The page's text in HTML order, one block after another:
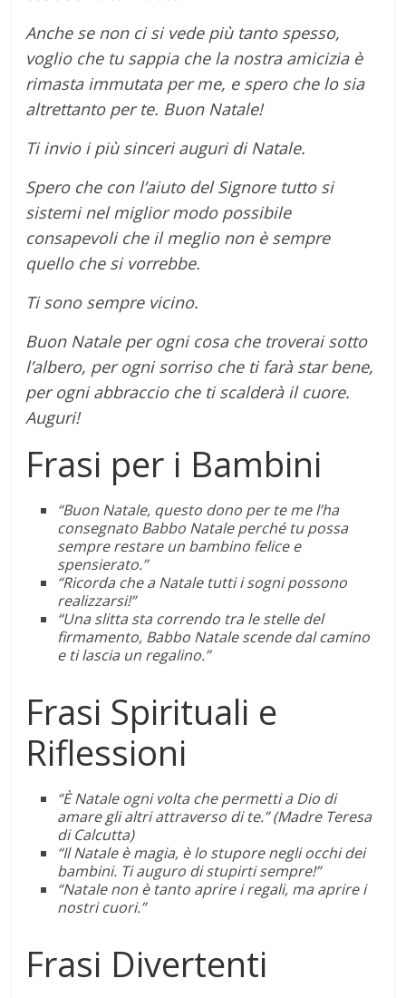
Anche se non ci si vede più tanto spesso,
voglio che tu sappia che la nostra amicizia è
rimasta immutata per me, e spero che lo sia
altrettanto per te. Buon Natale!
Ti invio i più sinceri auguri di Natale.
Spero che con l’aiuto del Signore tutto si
sistemi nel miglior modo possibile
consapevoli che il meglio non è sempre
quello che si vorrebbe.
Ti sono sempre vicino.
Buon Natale per ogni cosa che troverai sotto
l’albero, per ogni sorriso che ti farà star bene,
per ogni abbraccio che ti scalderà il cuore.
Auguri!
Frasi per i Bambini
“Buon Natale, questo dono per te me l’ha
consegnato Babbo Natale perché tu possa
sempre restare un bambino felice e
spensierato.”
“Ricorda che a Natale tutti i sogni possono
realizzarsi!”
“Una slitta sta correndo tra le stelle del
firmamento, Babbo Natale scende dal camino
e ti lascia un regalino.”
Frasi Spirituali e
Riflessioni
“È Natale ogni volta che permetti a Dio di
amare gli altri attraverso di te.” (Madre Teresa
di Calcutta)
“Il Natale è magia, è lo stupore negli occhi dei
bambini. Ti auguro di stupirti sempre!”
“Natale non è tanto aprire i regali, ma aprire i
nostri cuori.”
Frasi Divertenti